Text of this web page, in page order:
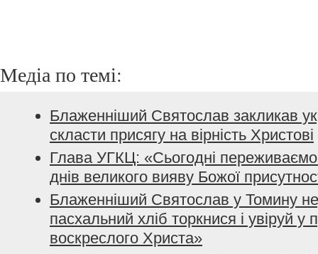
Медіа по темі:
Блаженніший Святослав закликав
скласти присягу на вірність Христові
Глава УГКЦ: «Сьогодні переживаємо
днів великого вияву Божої
Блаженніший Святослав у Томину
пасхальний хліб торкнися і увіруй у
воскреслого Христа»